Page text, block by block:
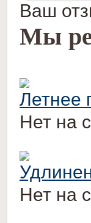
Ваш
Мы
Летнее
Нет на
Нет на